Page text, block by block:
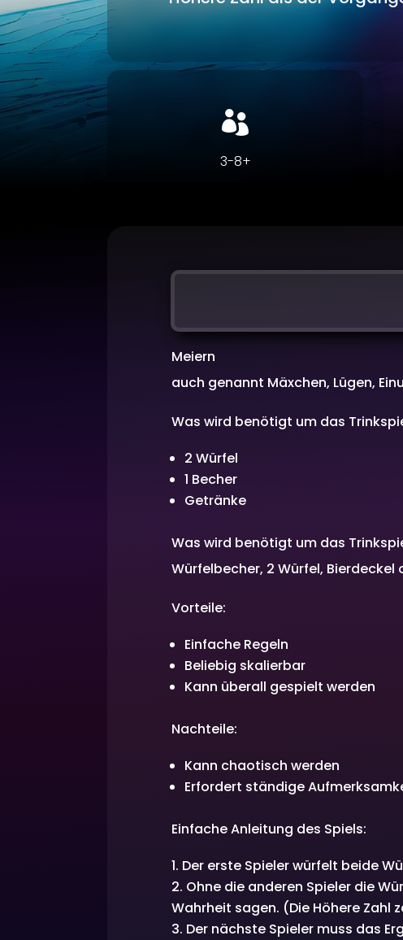

3-8+
Meiern
auch genannt Mäxchen, Lügen,
Was wird benötigt um das
2 Würfel
1 Becher
Getränke
Was wird benötigt um das
Würfelbecher, 2 Würfel, Bierdeckel
Vorteile:
Einfache Regeln
Beliebig skalierbar
Kann überall gespielt werden
Nachteile:
Kann chaotisch werden
Erfordert ständige
Einfache Anleitung des Spiels:
Der erste Spieler würfelt beide
Ohne die anderen Spieler die
Wahrheit sagen. (Die Höhere Zahl
Der nächste Spieler muss das